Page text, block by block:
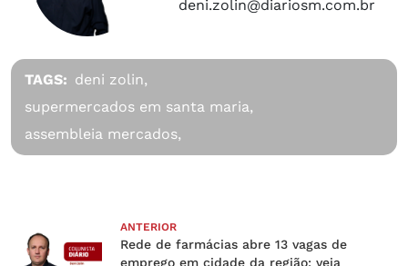
deni.zolin@diariosm.com.br
TAGS: deni zolin,
supermercados em santa maria,
assembleia mercados,
ANTERIOR
Rede de farmácias abre 13 vagas de
emprego em cidade da região; veja